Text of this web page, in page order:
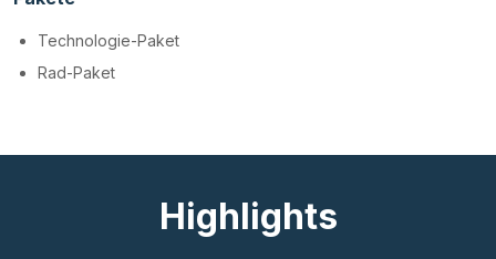
Technologie-Paket
Rad-Paket
Highlights